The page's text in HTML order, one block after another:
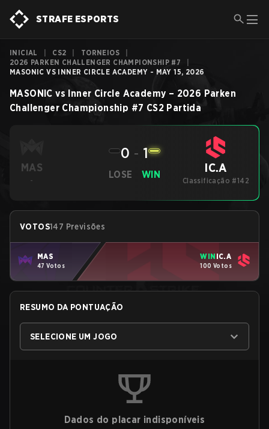
STRAFE ESPORTS
INICIAL CS2 TORNEIOS
2026 PARKEN CHALLENGER CHAMPIONSHIP #7
MASONIC VS INNER CIRCLE ACADEMY - MAY 15, 2026
MASONIC vs Inner Circle Academy – 2026 Parken
Challenger Championship #7 CS2 Partida
MAS
-
LOSE
0 - 1
WIN IC.A
Classificação #142
VOTOS147 Previsões
MAS
47 Votos
WIN IC.A
100 Votos
RESUMO DA PONTUAÇÃO
SELECIONE UM JOGO
Dados do placar indisponíveis